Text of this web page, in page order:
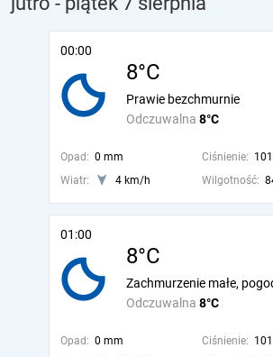
00:00
8°C
Odczuwalna 8°C
Prawie bezchmurnie
Opad: 0 mm Ciśnienie:
Wiatr:
4 km/h Wilgotność:
01:00
8°C
Odczuwalna 8°C
Zachmurzenie małe,
Opad: 0 mm Ciśnienie: